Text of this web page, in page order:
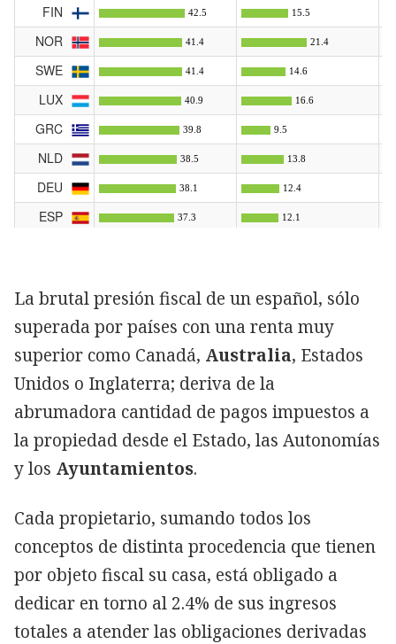
La brutal presión fiscal de un español, sólo
superada por países con una renta muy
superior como Canadá, Australia, Estados
Unidos o Inglaterra; deriva de la
abrumadora cantidad de pagos impuestos a
la propiedad desde el Estado, las Autonomías
y los Ayuntamientos.
Cada propietario, sumando todos los
conceptos de distinta procedencia que tienen
por objeto fiscal su casa, está obligado a
dedicar en torno al 2.4% de sus ingresos
totales a atender las obligaciones derivadas